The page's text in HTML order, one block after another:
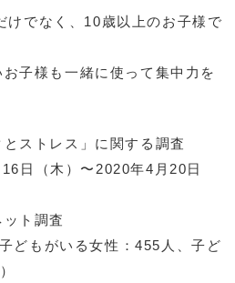
けでなく、10歳以上のお子様で
子様も一緒に使って集中力を
ストレス」に関する調査
日（木）〜2020年4月20日
ット調査
どもがいる女性：455人、子ど